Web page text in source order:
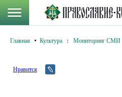
Главная Культура : Мониторинг СМИ
Нравится